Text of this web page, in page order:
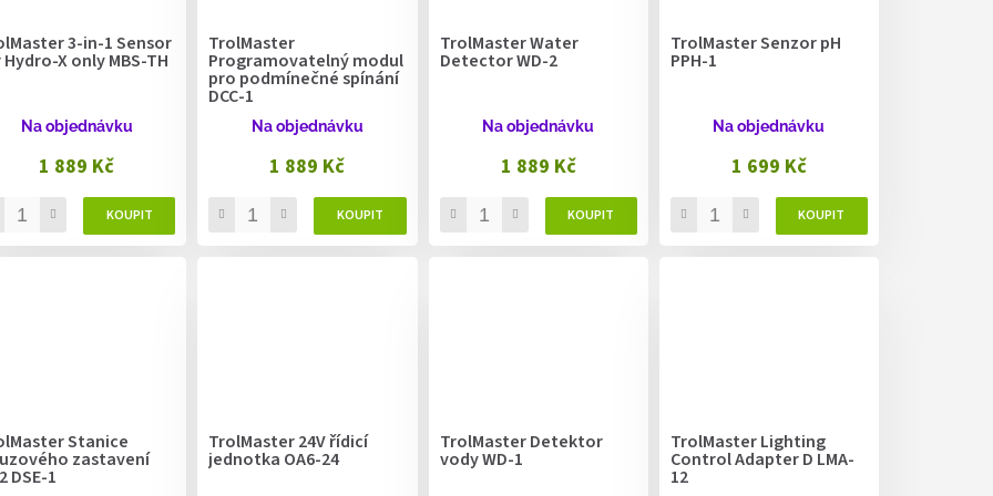
3-in-1 Sensor
X only MBS-TH
Na objednávku
1 889 Kč
TrolMaster
Programovatelný modul
pro podmínečné spínání
DCC-1
Na objednávku
1 889 Kč
TrolMaster Water
Detector WD-2
Na objednávku
1 889 Kč
TrolMaster Senzor pH
PPH-1
Na objednávku
1 699 Kč
Stanice
zastavení
DSE-1
TrolMaster 24V řídicí
jednotka OA6-24
TrolMaster Detektor
vody WD-1
TrolMaster Lighting
Control Adapter D LMA-
12